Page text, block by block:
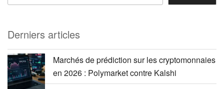
Derniers articles
Marchés de prédiction sur les cryptomonnaies
en 2026 : Polymarket contre Kalshi